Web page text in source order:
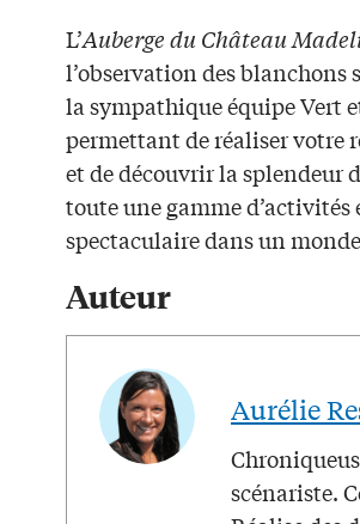
L’Auberge du Château
l’observation des blanchons
la sympathique équipe Vert
permettant de réaliser votre
et de découvrir la splendeur
toute une gamme d’activités
spectaculaire dans un
Auteur
Aurélie
scénariste.